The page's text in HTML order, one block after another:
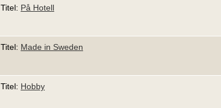
Titel: På Hotell
Titel: Made in Sweden
Titel: Hobby